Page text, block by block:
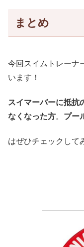
まとめ
今回スイムトレーナ
います！
スイマーバーに抵抗
なくなった方。 プー
はぜひチェックして